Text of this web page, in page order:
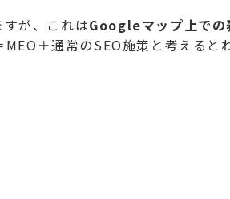
すが、これはGoogleマップ上での
＋通常のSEO施策と考えると